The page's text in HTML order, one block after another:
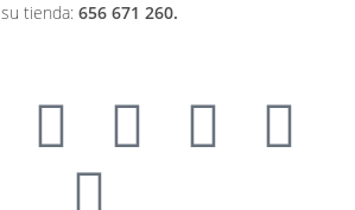
su tienda: 656 671 260.